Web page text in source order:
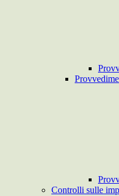
Controlli sulle